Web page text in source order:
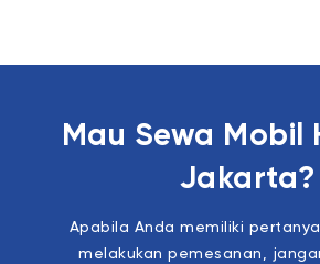
Mau Sewa Mobil
Jakarta?
Apabila Anda memiliki
melakukan pemesanan,